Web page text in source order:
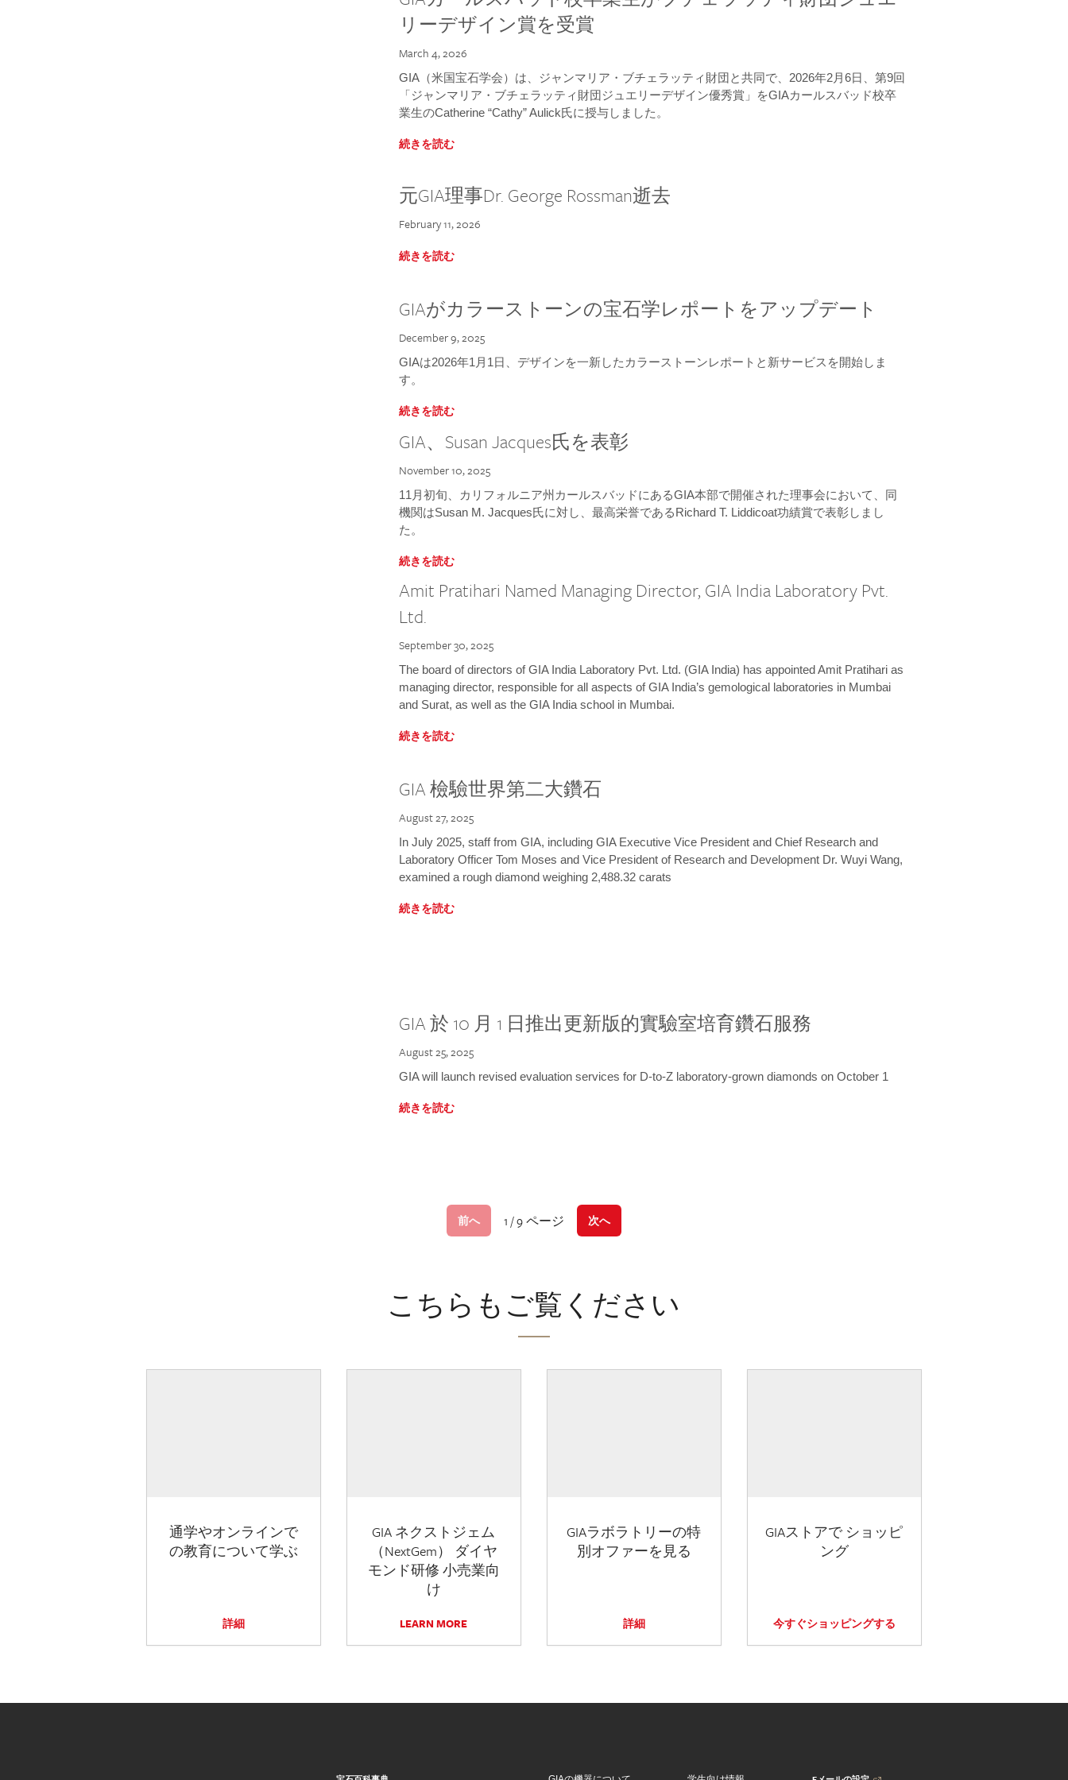
リーデザイン賞を受賞
March 4, 2026
GIA（米国宝石学会）は、ジャンマリア・ブチェラッティ財団と共同で、2026年2月6日、第9回
「ジャンマリア・ブチェラッティ財団ジュエリーデザイン優秀賞」をGIAカールスバッド校卒
業生のCatherine “Cathy” Aulick氏に授与しました。
続きを読む
元GIA理事Dr. George Rossman逝去
February 11, 2026
続きを読む
GIAがカラーストーンの宝石学レポートをアップデート
December 9, 2025
GIAは2026年1月1日、デザインを一新したカラーストーンレポートと新サービスを開始しま
す。
続きを読む
GIA、Susan Jacques氏を表彰
November 10, 2025
11月初旬、カリフォルニア州カールスバッドにあるGIA本部で開催された理事会において、同
機関はSusan M. Jacques氏に対し、最高栄誉であるRichard T. Liddicoat功績賞で表彰しまし
た。
続きを読む
Amit Pratihari Named Managing Director, GIA India Laboratory Pvt.
Ltd.
September 30, 2025
The board of directors of GIA India Laboratory Pvt. Ltd. (GIA India) has appointed Amit Pratihari as
managing director, responsible for all aspects of GIA India’s gemological laboratories in Mumbai
and Surat, as well as the GIA India school in Mumbai.
続きを読む
GIA 檢驗世界第二大鑽石
August 27, 2025
In July 2025, staff from GIA, including GIA Executive Vice President and Chief Research and
Laboratory Officer Tom Moses and Vice President of Research and Development Dr. Wuyi Wang,
examined a rough diamond weighing 2,488.32 carats
続きを読む
GIA 於 10 月 1 日推出更新版的實驗室培育鑽石服務
August 25, 2025
GIA will launch revised evaluation services for D-to-Z laboratory-grown diamonds on October 1
続きを読む
前へ 1 / 9 ページ 次へ
こちらもご覧ください
通学やオンラインで
の教育について学ぶ
詳細
GIA ネクストジェム
（NextGem） ダイヤ
モンド研修 小売業向
け
LEARN MORE
GIAラボラトリーの特
別オファーを見る
詳細
GIAストアで ショッピ
ング
今すぐショッピングする